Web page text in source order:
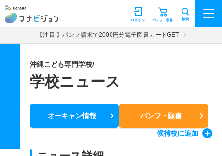
マナビジョン パンフ・願書
ログイン 検索
【注目!】パンフ請求で2000円分電子図書カードGET
沖縄こども専門学校/
学校ニュース
オーキャン情報 パンフ・願書
候補校に追加